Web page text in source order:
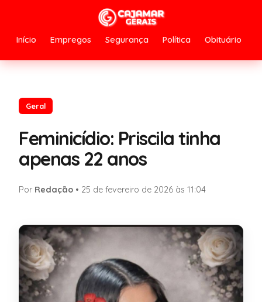
Início Empregos Segurança Política Obituário
Geral
Feminicídio: Priscila tinha
apenas 22 anos
Por Redação • 25 de fevereiro de 2026 às 11:04